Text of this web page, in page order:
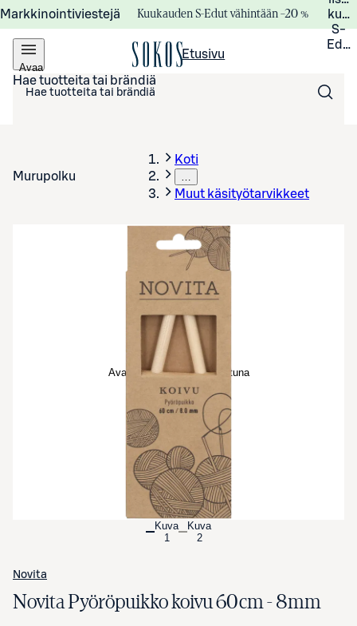
Markkinointiviestejä Kuukauden S-Edut vähintään –20 %
S-
Avaa
valikko
Etusivu
Hae tuotteita tai brändiä
Murupolku
Koti
…
Muut käsityötarvikkeet
Avaa tuotekuva suurennettuna
Kuva
1
Kuva
2
Novita
Novita Pyöröpuikko koivu 60cm - 8mm